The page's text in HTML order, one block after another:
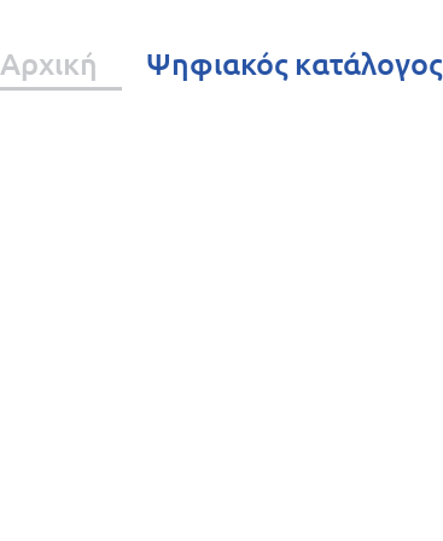
Αρχική Ψηφιακός κατάλογος